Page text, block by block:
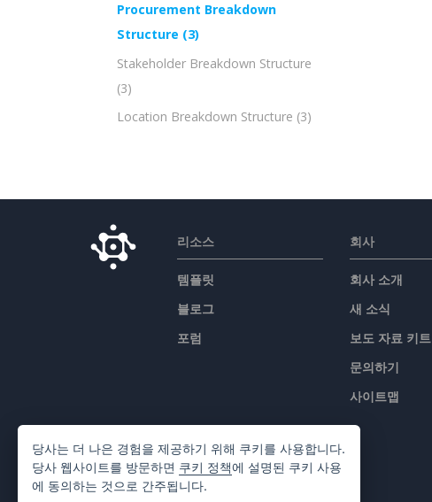
Procurement Breakdown
Structure (3)
Stakeholder Breakdown Structure
(3)
Location Breakdown Structure (3)
리소스
템플릿
블로그
포럼
회사
회사 소개
새 소식
보도 자료 키트
문의하기
사이트맵
당사는 더 나은 경험을 제공하기 위해 쿠키를 사용합니다.
당사 웹사이트를 방문하면 쿠키 정책에 설명된 쿠키 사용
에 동의하는 것으로 간주됩니다.